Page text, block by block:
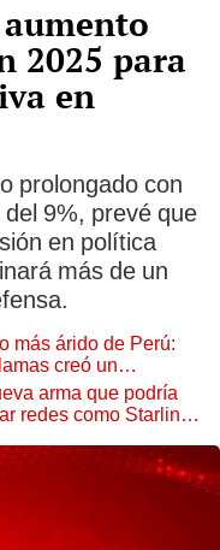
2025 para
en
prolongado con
9%, prevé que
en política
más de un
más árido de Perú:
creó un
arma que podría
redes como Starlink